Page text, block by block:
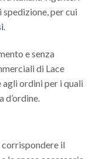
spedizione, per cui
.
e senza
di Lace
agli ordini per i quali
corrispondere il